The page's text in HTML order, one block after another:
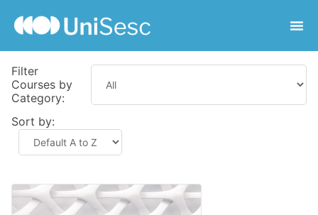
Filter
Courses by
Category:
Sort by: